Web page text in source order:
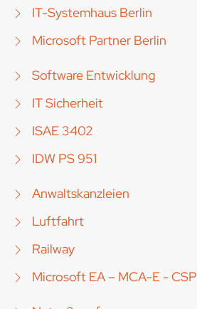
IT-Systemhaus Berlin
Microsoft Partner Berlin
Software Entwicklung
IT Sicherheit
ISAE 3402
IDW PS 951
Anwaltskanzleien
Luftfahrt
Railway
Microsoft EA – MCA-E - CSP